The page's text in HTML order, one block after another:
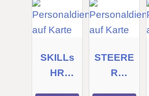
SKILLs
HR
STEERE
R